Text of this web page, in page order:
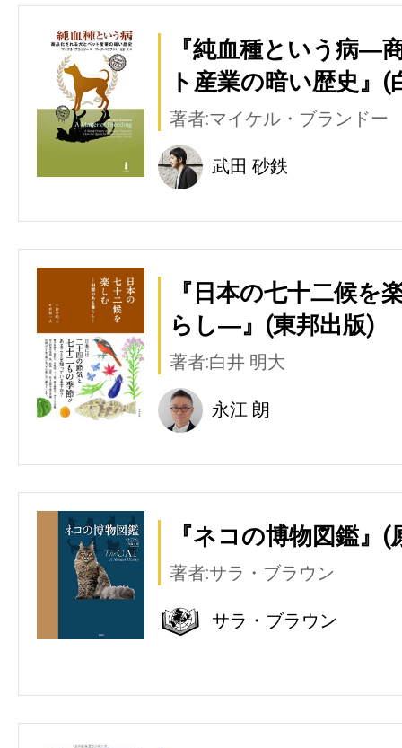
『純血種という病―
ト産業の暗い歴史』(
著者:マイケル・ブランドー
武田 砂鉄
『日本の七十二候
らし―』(東邦出版)
著者:白井 明大
永江 朗
『ネコの博物図鑑』(
著者:サラ・ブラウン
サラ・ブラウン